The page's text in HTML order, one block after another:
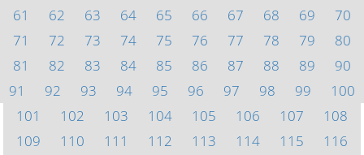
61
62 63 64 65 66 67 68 69
70
71
72 73 74 75 76 77 78 79
80
81
82 83 84 85 86 87 88 89
90
91
92 93 94 95 96 97 98 99
100
101
102 103 104 105 106 107
108
109
110 111 112 113 114 115
116